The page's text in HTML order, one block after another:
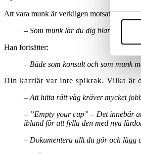
Att vara munk är verkligen motsatsen till
– Som munk lär du dig bland annat
Han fortsätter:
– Både som konsult och som munk
Din karriär var inte spikrak. Vilka är
– Att hitta rätt väg kräver mycket
– ”Empty your cup” – Det innebär
ibland för att fylla den med nya
– Dokumentera allt du gör och lägg